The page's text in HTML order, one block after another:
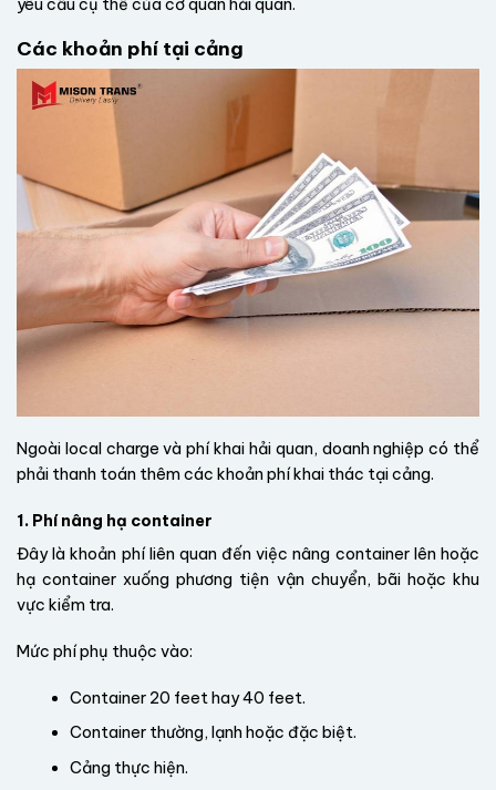
yêu cầu cụ thể của cơ quan hải quan.
Các khoản phí tại cảng
Ngoài local charge và phí khai hải quan, doanh nghiệp có thể
phải thanh toán thêm các khoản phí khai thác tại cảng.
1. Phí nâng hạ container
Đây là khoản phí liên quan đến việc nâng container lên hoặc
hạ container xuống phương tiện vận chuyển, bãi hoặc khu
vực kiểm tra.
Mức phí phụ thuộc vào:
Container 20 feet hay 40 feet.
Container thường, lạnh hoặc đặc biệt.
Cảng thực hiện.